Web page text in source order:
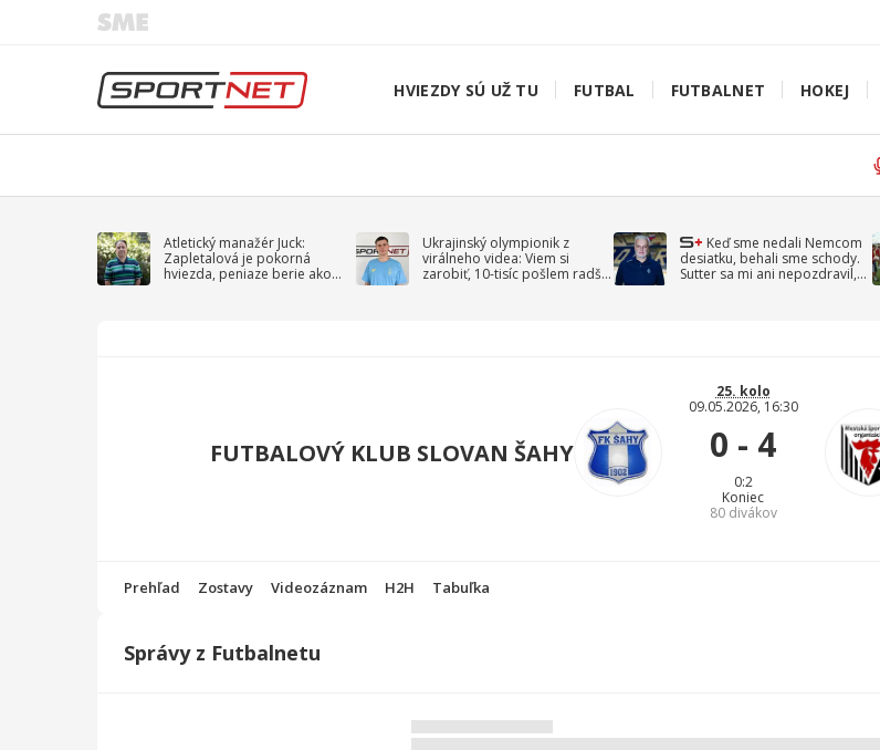
HVIEZDY SÚ UŽ TU FUTBAL FUTBALNET HOKEJ
Atletický manažér Juck:
Zapletalová je pokorná
hviezda, peniaze berie ako
Ukrajinský olympionik z
virálneho videa: Viem si
zarobiť, 10-tisíc pošlem radšej
Keď sme nedali Nemcom
desiatku, behali sme schody.
Sutter sa mi ani nepozdravil,
FUTBALOVÝ KLUB SLOVAN ŠAHY
25. kolo
09.05.2026, 16:30
0 - 4
0:2
Koniec
80divákov
Prehľad Zostavy Videozáznam H2H Tabuľka
Správy z Futbalnetu